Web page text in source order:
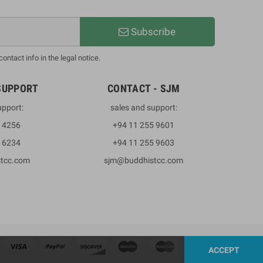
Subscribe
info in the legal notice.
4256
6234
CONTACT - SJM
sales and support:
+94 11 255 9601
+94 11 255 9603
sjm@buddhistcc.com
ACCEPT